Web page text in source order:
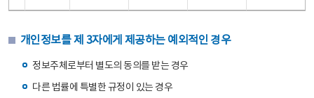
개인정보를 제 3자에게 제공하는 예외적인 경우
정보주체로부터 별도의 동의를 받는 경우
다른 법률에 특별한 규정이 있는 경우